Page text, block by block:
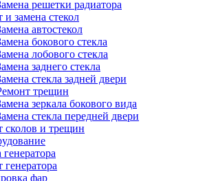
решетки радиатора
и замена стекол
автостекол
бокового стекла
лобового стекла
заднего стекла
стекла задней двери
трещин
зеркала бокового вида
стекла передней двери
сколов и трещин
генератора
фар